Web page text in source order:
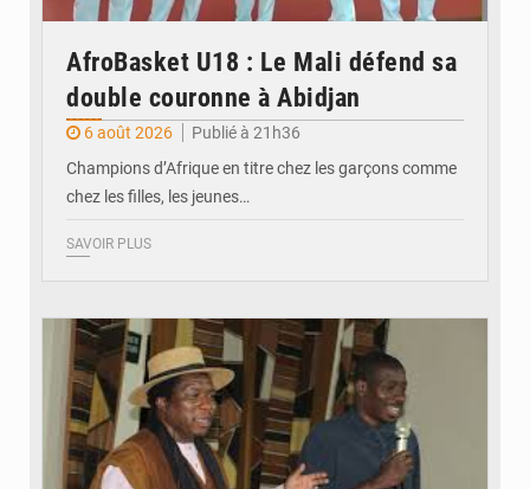
AfroBasket U18 : Le Mali défend sa
double couronne à Abidjan
6 août 2026
Publié à 21h36
Champions d’Afrique en titre chez les garçons comme
chez les filles, les jeunes…
SAVOIR PLUS
© FC